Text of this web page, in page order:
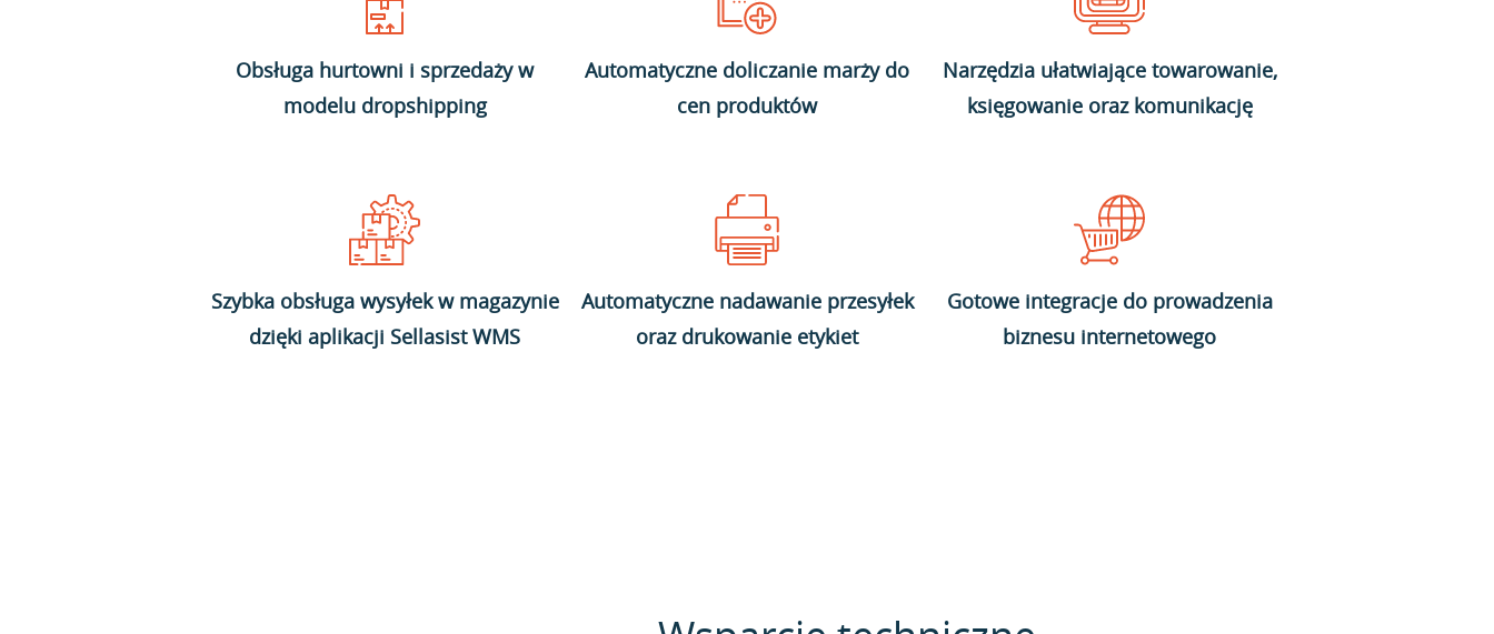
Obsługa hurtowni i sprzedaży w
modelu dropshipping
Automatyczne doliczanie marży do
cen produktów
Narzędzia ułatwiające towarowanie,
księgowanie oraz komunikację
Szybka obsługa wysyłek w magazynie
dzięki aplikacji Sellasist WMS
Automatyczne nadawanie przesyłek
oraz drukowanie etykiet
Gotowe integracje do prowadzenia
biznesu internetowego